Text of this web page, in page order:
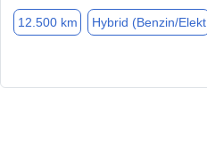
12.500 km Hybrid (Benzin/Elekt